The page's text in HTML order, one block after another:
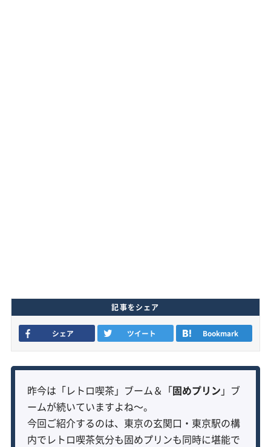
記事をシェア
シェア ツイート Bookmark
昨今は「レトロ喫茶」ブーム＆「固めプリン 」ブ
ームが続いていますよね〜。
今回ご紹介するのは、東京の玄関口・東京駅の構
内でレトロ喫茶気分も固めプリンも同時に堪能で